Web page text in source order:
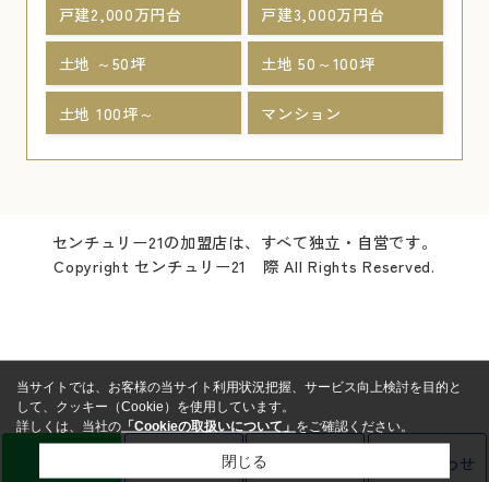
戸建2,000万円台 戸建3,000万円台
土地 ～50坪 土地 50～100坪
土地 100坪～ マンション
センチュリー21の加盟店は、すべて独立・自営です。
Copyright センチュリー21 際 All Rights Reserved.
お問い合わせ
当サイトでは、お客様の当サイト利用状況把握、サービス向上検討を目的と
して、クッキー（Cookie）を使用しています。
詳しくは、当社の 「Cookieの取扱いについて」 をご確認ください。
閉じる